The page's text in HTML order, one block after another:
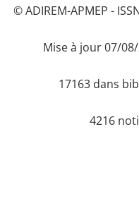
© ADIREM-APMEP -
Mise à jour 07/
17163 dans
4216